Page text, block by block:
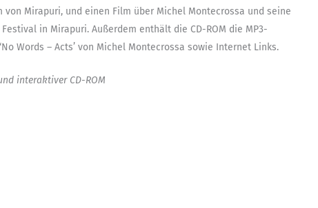
Mirapuri, und einen Film über Michel Montecrossa und seine
in Mirapuri. Außerdem enthält die CD-ROM die MP3-
Words – Acts’ von Michel Montecrossa sowie Internet Links.
interaktiver CD-ROM